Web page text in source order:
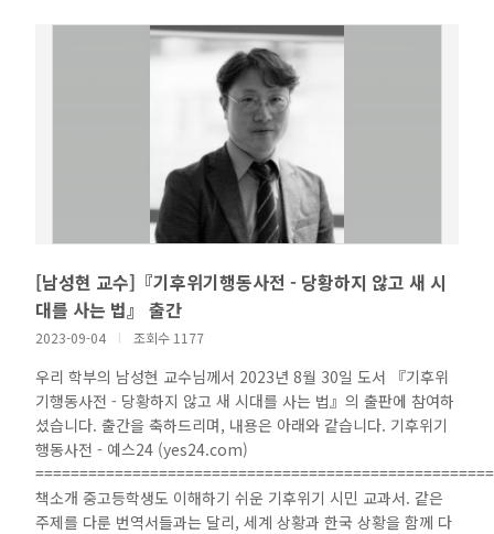
[남성현 교수]『기후위기행동사전 - 당황하지 않고 새 시
대를 사는 법』 출간
2023-09-04 l 조회수 1177
우리 학부의 남성현 교수님께서 2023년 8월 30일 도서 『기후위
기행동사전 - 당황하지 않고 새 시대를 사는 법』의 출판에 참여하
셨습니다. 출간을 축하드리며, 내용은 아래와 같습니다. 기후위기
행동사전 - 예스24 (yes24.com)
책소개 중고등학생도 이해하기 쉬운 기후위기 시민 교과서. 같은
주제를 다룬 번역서들과는 달리, 세계 상황과 한국 상황을 함께 다